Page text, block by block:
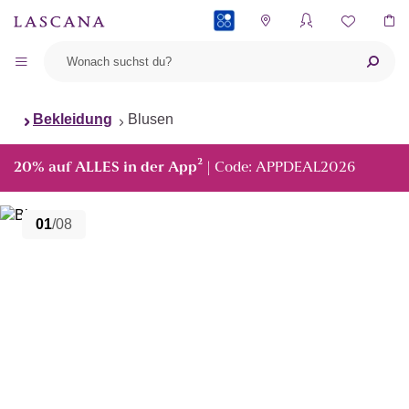
Bekleidung Blusen
20% auf ALLES in der App² | Code: APPDEAL2026
01/08